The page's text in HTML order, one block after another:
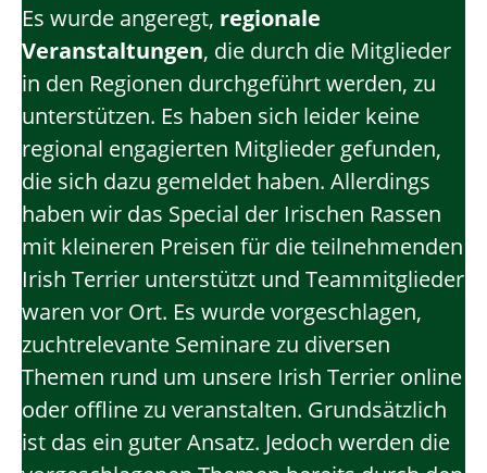
Es wurde angeregt, regionale
Veranstaltungen, die durch die Mitglieder
in den Regionen durchgeführt werden, zu
unterstützen. Es haben sich leider keine
regional engagierten Mitglieder gefunden,
die sich dazu gemeldet haben. Allerdings
haben wir das Special der Irischen Rassen
mit kleineren Preisen für die teilnehmenden
Irish Terrier unterstützt und Teammitglieder
waren vor Ort. Es wurde vorgeschlagen,
zuchtrelevante Seminare zu diversen
Themen rund um unsere Irish Terrier online
oder offline zu veranstalten. Grundsätzlich
ist das ein guter Ansatz. Jedoch werden die